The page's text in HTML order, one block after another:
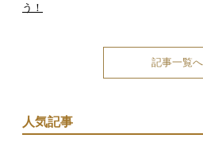
う！
記事一覧へ
人気記事